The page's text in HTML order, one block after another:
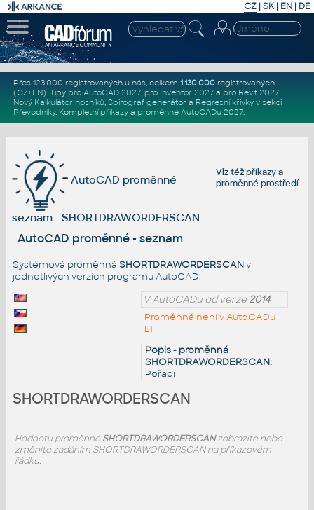
CZ | SK| EN | DE
Přes 123.000 registrovaných u nás, celkem 1.130.000registrovaných
(CZ+EN). Tipy pro AutoCAD 2027, pro Inventor 2027a pro Revit 2027.
Nový Kalkulátor nosníků, Spirograf generátor a Regresní křivkyv sekci
Převodníky. Kompletní příkazya proměnné AutoCADu 2027.
Viz téžpříkazya
proměnné prostředí
AutoCAD proměnné -
seznam - SHORTDRAWORDERSCAN
AutoCAD proměnné - seznam
Systémová proměnná SHORTDRAWORDERSCANv
jednotlivých verzích programu AutoCAD:
V AutoCADu od verze2014
Proměnná není v AutoCADu
LT
Popis - proměnná
SHORTDRAWORDERSCAN:
Pořadí
SHORTDRAWORDERSCAN
Hodnotu proměnnéSHORTDRAWORDERSCANzobrazíte nebo
změníte zadáním SHORTDRAWORDERSCAN na příkazovém
řádku.